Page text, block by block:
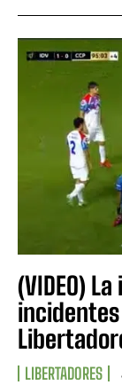
(VIDEO)
LIBERTADORES